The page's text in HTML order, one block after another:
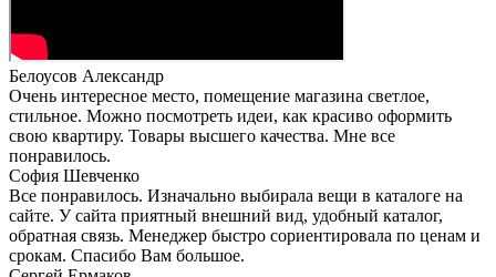
Белоусов Александр
Очень интересное место, помещение магазина светлое,
стильное. Можно посмотреть идеи, как красиво оформить
свою квартиру. Товары высшего качества. Мне все
понравилось.
София Шевченко
Все понравилось. Изначально выбирала вещи в каталоге на
сайте. У сайта приятный внешний вид, удобный каталог,
обратная связь. Менеджер быстро сориентировала по ценам и
срокам. Спасибо Вам большое.